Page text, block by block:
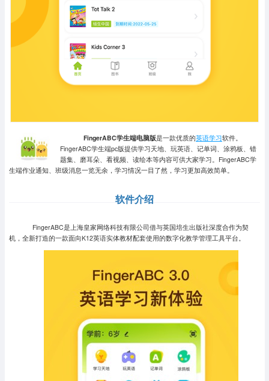
FingerABC学生端电脑版是一款优质的英语学习软件。
FingerABC学生端pc版提供学习天地、玩英语、记单词、涂鸦板、错
题集、磨耳朵、看视频、读绘本等内容可供大家学习。FingerABC学
生端作业通知、班级消息一览无余，学习情况一目了然，学习更加高效简单。
软件介绍
FingerABC是上海皇家网络科技有限公司借与英国培生出版社深度合作为契
机，全新打造的一款面向K12英语实体教材配套使用的数字化教学管理工具平台。